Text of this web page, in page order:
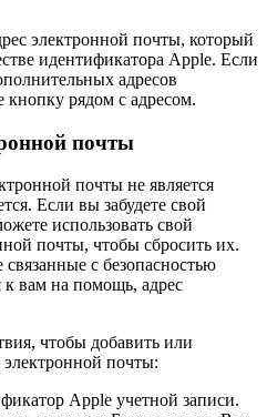
электронной почты, который
идентификатора Apple. Если
адресов
рядом с адресом.
почты
почты не является
Если вы забудете свой
использовать свой
почты, чтобы сбросить их.
с безопасностью
к вам на помощь, адрес
чтобы добавить или
электронной почты:
Apple учетной записи.